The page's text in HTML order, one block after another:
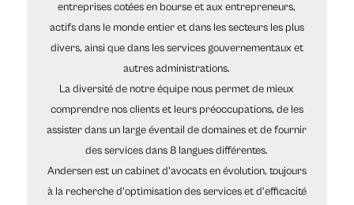
entreprises cotées en bourse et aux entrepreneurs,
actifs dans le monde entier et dans les secteurs les plus
divers, ainsi que dans les services gouvernementaux et
autres administrations.
La diversité de notre équipe nous permet de mieux
comprendre nos clients et leurs préoccupations, de les
assister dans un large éventail de domaines et de fournir
des services dans 8 langues différentes.
Andersen est un cabinet d'avocats en évolution, toujours
à la recherche d'optimisation des services et d'efficacité